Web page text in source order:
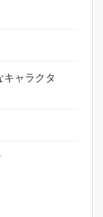
キャラクタ